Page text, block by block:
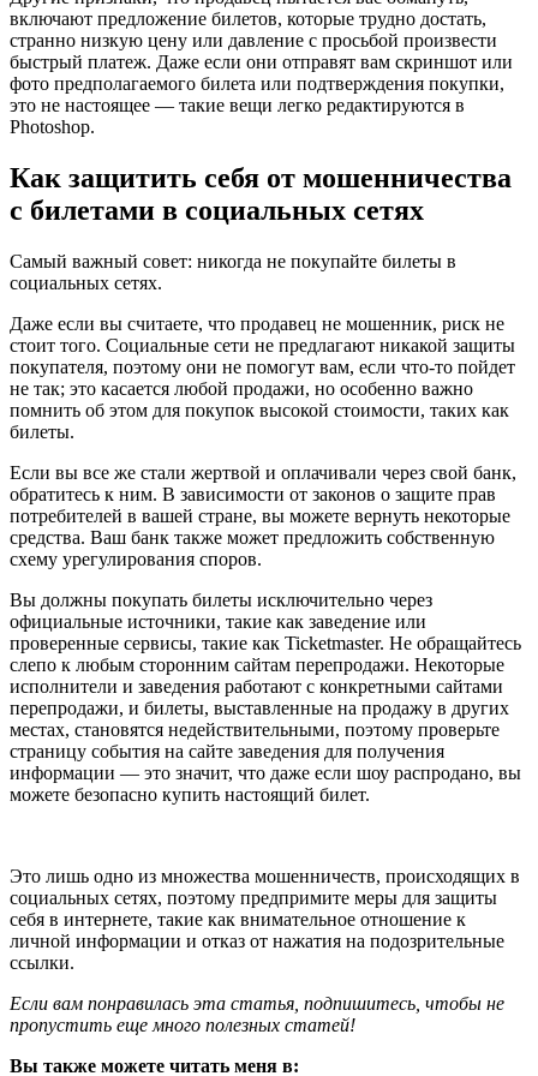
включают предложение билетов, которые трудно достать,
странно низкую цену или давление с просьбой произвести
быстрый платеж. Даже если они отправят вам скриншот или
фото предполагаемого билета или подтверждения покупки,
это не настоящее — такие вещи легко редактируются в
Photoshop.
Как защитить себя от мошенничества
с билетами в социальных сетях
Самый важный совет: никогда не покупайте билеты в
социальных сетях.
Даже если вы считаете, что продавец не мошенник, риск не
стоит того. Социальные сети не предлагают никакой защиты
покупателя, поэтому они не помогут вам, если что-то пойдет
не так; это касается любой продажи, но особенно важно
помнить об этом для покупок высокой стоимости, таких как
билеты.
Если вы все же стали жертвой и оплачивали через свой банк,
обратитесь к ним. В зависимости от законов о защите прав
потребителей в вашей стране, вы можете вернуть некоторые
средства. Ваш банк также может предложить собственную
схему урегулирования споров.
Вы должны покупать билеты исключительно через
официальные источники, такие как заведение или
проверенные сервисы, такие как Ticketmaster. Не обращайтесь
слепо к любым сторонним сайтам перепродажи. Некоторые
исполнители и заведения работают с конкретными сайтами
перепродажи, и билеты, выставленные на продажу в других
местах, становятся недействительными, поэтому проверьте
страницу события на сайте заведения для получения
информации — это значит, что даже если шоу распродано, вы
можете безопасно купить настоящий билет.
Это лишь одно из множества мошенничеств, происходящих в
социальных сетях, поэтому предпримите меры для защиты
себя в интернете, такие как внимательное отношение к
личной информации и отказ от нажатия на подозрительные
ссылки.
Если вам понравилась эта статья, подпишитесь, чтобы не
пропустить еще много полезных статей!
Вы также можете читать меня в: